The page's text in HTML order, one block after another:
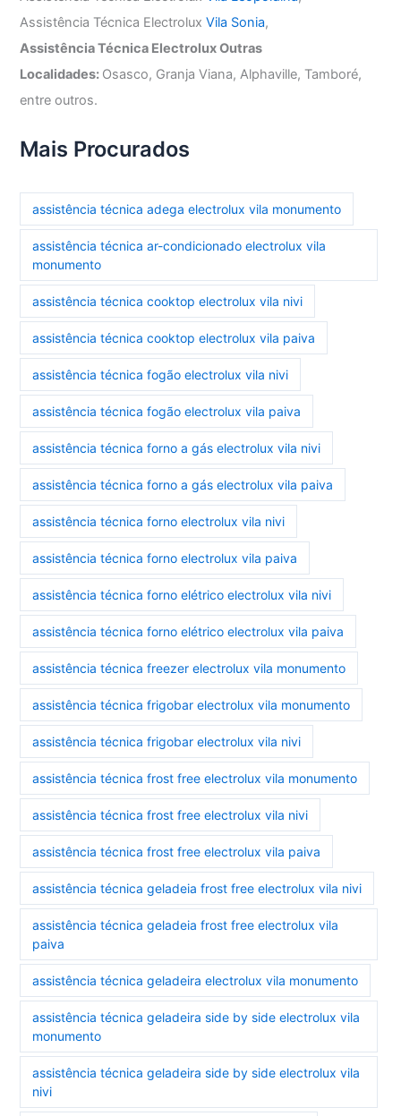
Assistência Técnica ElectroluxVila Sonia,
Assistência Técnica Electrolux Outras
Localidades: Osasco, Granja Viana, Alphaville, Tamboré,
entre outros.
Mais Procurados
assistência técnica adega electrolux vila monumento
assistência técnica ar-condicionado electrolux vila
monumento
assistência técnica cooktop electrolux vila nivi
assistência técnica cooktop electrolux vila paiva
assistência técnica fogão electrolux vila nivi
assistência técnica fogão electrolux vila paiva
assistência técnica forno a gás electrolux vila nivi
assistência técnica forno a gás electrolux vila paiva
assistência técnica forno electrolux vila nivi
assistência técnica forno electrolux vila paiva
assistência técnica forno elétrico electrolux vila nivi
assistência técnica forno elétrico electrolux vila paiva
assistência técnica freezer electrolux vila monumento
assistência técnica frigobar electrolux vila monumento
assistência técnica frigobar electrolux vila nivi
assistência técnica frost free electrolux vila monumento
assistência técnica frost free electrolux vila nivi
assistência técnica frost free electrolux vila paiva
assistência técnica geladeia frost free electrolux vila nivi
assistência técnica geladeia frost free electrolux vila
paiva
assistência técnica geladeira electrolux vila monumento
assistência técnica geladeira side by side electrolux vila
monumento
assistência técnica geladeira side by side electrolux vila
nivi